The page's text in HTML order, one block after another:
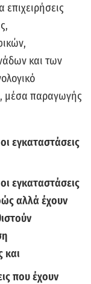
και των
μέσα παραγωγής
εγκαταστάσεις
εγκαταστάσεις
αλλά έχουν
και
που έχουν